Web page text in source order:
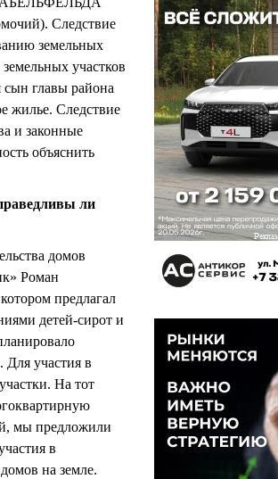
Следствие
земельных
участков
главы района
жилье. Следствие
и законные
объяснить
ли
домов
Роман
предлагал
детей-сирот и
участия в
На тот
мы предложили
в
на земле.